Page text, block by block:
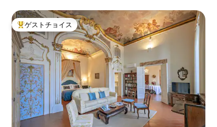
大好評のゲストチョイスです。
ゲストチョイス